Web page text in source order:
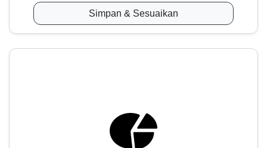
Simpan & Sesuaikan